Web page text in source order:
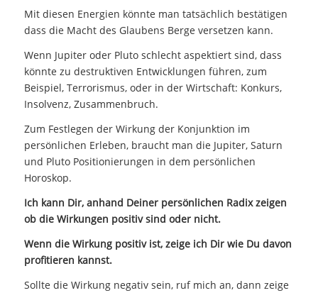
Mit diesen Energien könnte man tatsächlich bestätigen
dass die Macht des Glaubens Berge versetzen kann.
Wenn Jupiter oder Pluto schlecht aspektiert sind, dass
könnte zu destruktiven Entwicklungen führen, zum
Beispiel, Terrorismus, oder in der Wirtschaft: Konkurs,
Insolvenz, Zusammenbruch.
Zum Festlegen der Wirkung der Konjunktion im
persönlichen Erleben, braucht man die Jupiter, Saturn
und Pluto Positionierungen in dem persönlichen
Horoskop.
Ich kann Dir, anhand Deiner persönlichen Radix zeigen
ob die Wirkungen positiv sind oder nicht.
Wenn die Wirkung positiv ist, zeige ich Dir wie Du davon
profitieren kannst.
Sollte die Wirkung negativ sein, ruf mich an, dann zeige